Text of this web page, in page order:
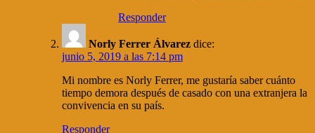
Responder
Norly Ferrer Álvarez dice:
junio 5, 2019 a las 7:14 pm
Mi nombre es Norly Ferrer, me gustaría saber cuánto
tiempo demora después de casado con una extranjera la
convivencia en su país.
Responder